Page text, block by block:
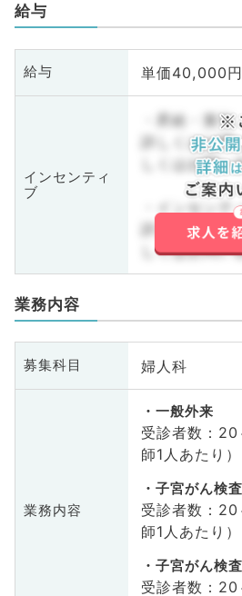
給与
給与 単価40,000円
インセンティ
ブ
・昇給・賞与
詳しくはお問
しくはお問い
・インセンテ
詳しくはお問
しくはお問
業務内容
募集科目 婦人科
業務内容
一般外来
受診者数：
師1人あたり）
子宮がん検
受診者数：
師1人あたり）
子宮がん検
受診者数：